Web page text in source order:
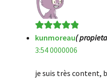
Valorado en5
de 5
kunmoreau(
3:54 0000006
je suis très content,